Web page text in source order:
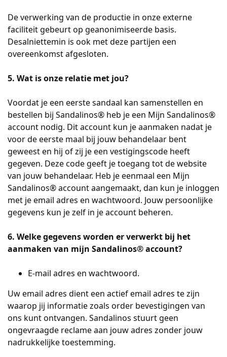
De verwerking van de productie in onze externe
faciliteit gebeurt op geanonimiseerde basis.
Desalniettemin is ook met deze partijen een
overeenkomst afgesloten.
5. Wat is onze relatie met jou?
Voordat je een eerste sandaal kan samenstellen en
bestellen bij Sandalinos® heb je een Mijn Sandalinos®
account nodig. Dit account kun je aanmaken nadat je
voor de eerste maal bij jouw behandelaar bent
geweest en hij of zij je een vestigingscode heeft
gegeven. Deze code geeft je toegang tot de website
van jouw behandelaar. Heb je eenmaal een Mijn
Sandalinos® account aangemaakt, dan kun je inloggen
met je email adres en wachtwoord. Jouw persoonlijke
gegevens kun je zelf in je account beheren.
6. Welke gegevens worden er verwerkt bij het
aanmaken van mijn Sandalinos® account?
E-mail adres en wachtwoord.
Uw email adres dient een actief email adres te zijn
waarop jij informatie zoals order bevestigingen van
ons kunt ontvangen. Sandalinos stuurt geen
ongevraagde reclame aan jouw adres zonder jouw
nadrukkelijke toestemming.